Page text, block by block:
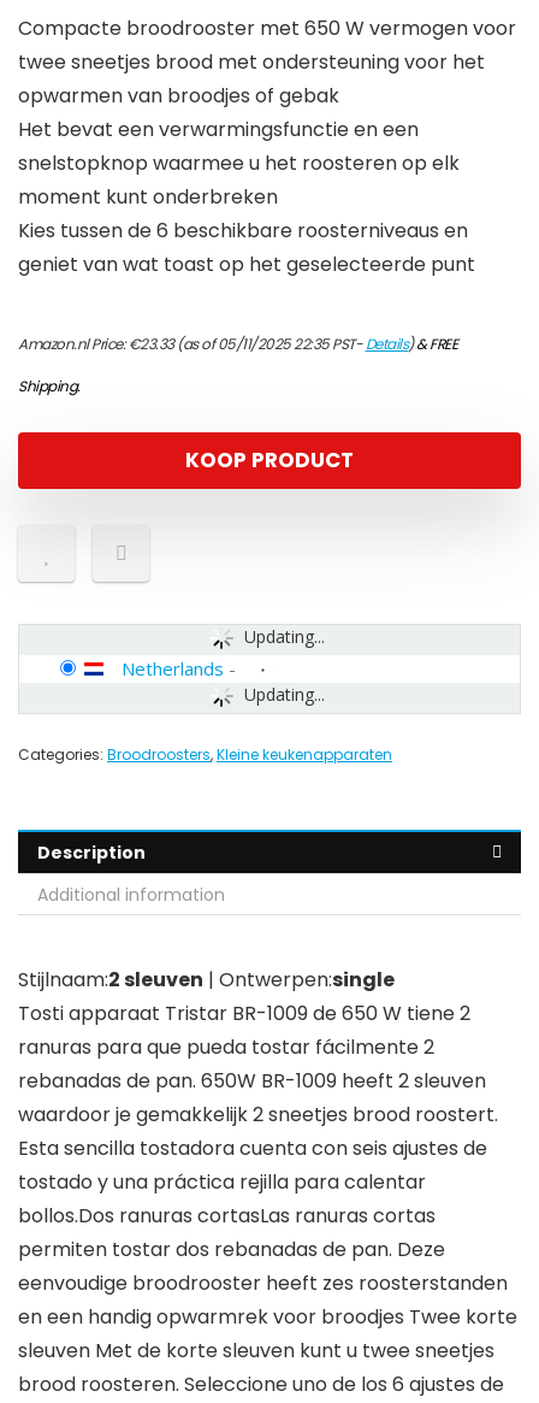
Compacte broodrooster met 650 W vermogen voor
twee sneetjes brood met ondersteuning voor het
opwarmen van broodjes of gebak
Het bevat een verwarmingsfunctie en een
snelstopknop waarmee u het roosteren op elk
moment kunt onderbreken
Kies tussen de 6 beschikbare roosterniveaus en
geniet van wat toast op het geselecteerde punt
Amazon.nl Price:€23.33(as of 05/11/2025 22:35 PST-Details)&FREE
Shipping.
KOOP PRODUCT
Updating...
Updating...
Netherlands -
Categories: Broodroosters,Kleine keukenapparaten
Description
Additional information
Stijlnaam:2 sleuven | Ontwerpen:single
Tosti apparaat Tristar BR-1009 de 650 W tiene 2
ranuras para que pueda tostar fácilmente 2
rebanadas de pan. 650W BR-1009 heeft 2 sleuven
waardoor je gemakkelijk 2 sneetjes brood roostert.
Esta sencilla tostadora cuenta con seis ajustes de
tostado y una práctica rejilla para calentar
bollos.Dos ranuras cortasLas ranuras cortas
permiten tostar dos rebanadas de pan. Deze
eenvoudige broodrooster heeft zes roosterstanden
en een handig opwarmrek voor broodjes Twee korte
sleuven Met de korte sleuven kunt u twee sneetjes
brood roosteren. Seleccione uno de los 6 ajustes de